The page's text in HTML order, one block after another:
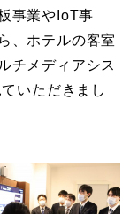
事業やIoT事
、ホテルの客室
チメディアシス
いただきまし